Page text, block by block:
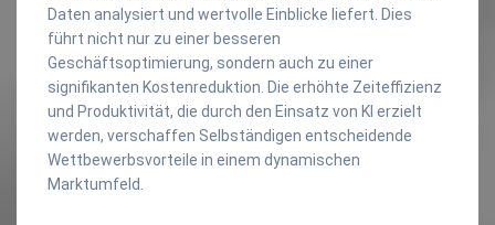
Daten analysiert und wertvolle Einblicke liefert. Dies
führt nicht nur zu einer besseren
Geschäftsoptimierung, sondern auch zu einer
signifikanten Kostenreduktion. Die erhöhte Zeiteffizienz
und Produktivität, die durch den Einsatz von KI erzielt
werden, verschaffen Selbständigen entscheidende
Wettbewerbsvorteile in einem dynamischen
Marktumfeld.